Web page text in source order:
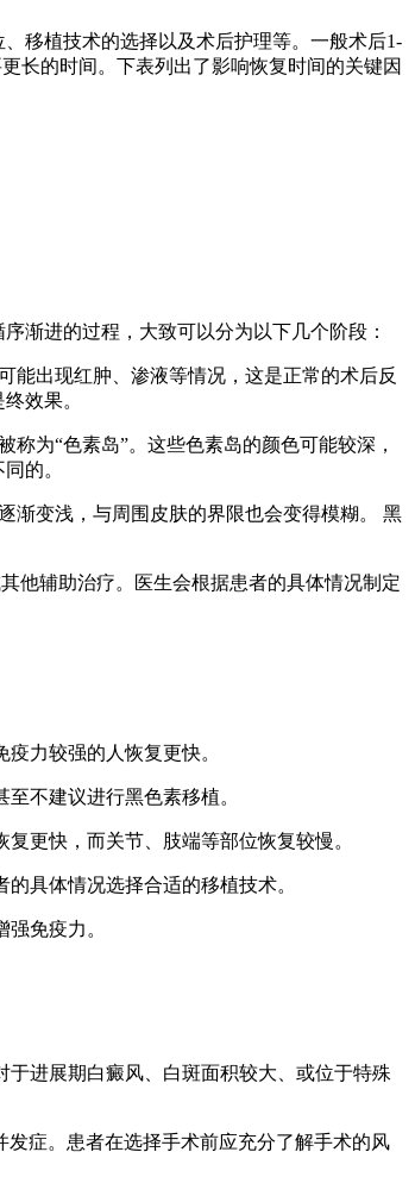
移植技术的选择以及术后护理等。一般术后1-
长的时间。下表列出了影响恢复时间的关键因
渐进的过程，大致可以分为以下几个阶段：
能出现红肿、渗液等情况，这是正常的术后反
效果。
为“色素岛”。这些色素岛的颜色可能较深，
的。
渐变浅，与周围皮肤的界限也会变得模糊。 黑
他辅助治疗。医生会根据患者的具体情况制定
力较强的人恢复更快。
不建议进行黑色素移植。
更快，而关节、肢端等部位恢复较慢。
具体情况选择合适的移植技术。
免疫力。
进展期白癜风、白斑面积较大、或位于特殊
症。患者在选择手术前应充分了解手术的风